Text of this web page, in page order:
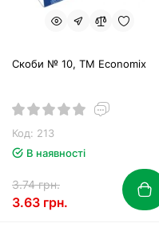
Скоби № 10, ТМ Economix
Код: 213
В наявності
3.74 грн.
3.63 грн.